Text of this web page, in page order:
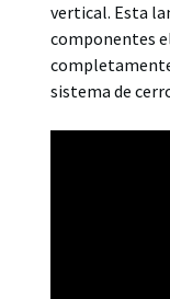
vertical. Esta
componentes
sistema de